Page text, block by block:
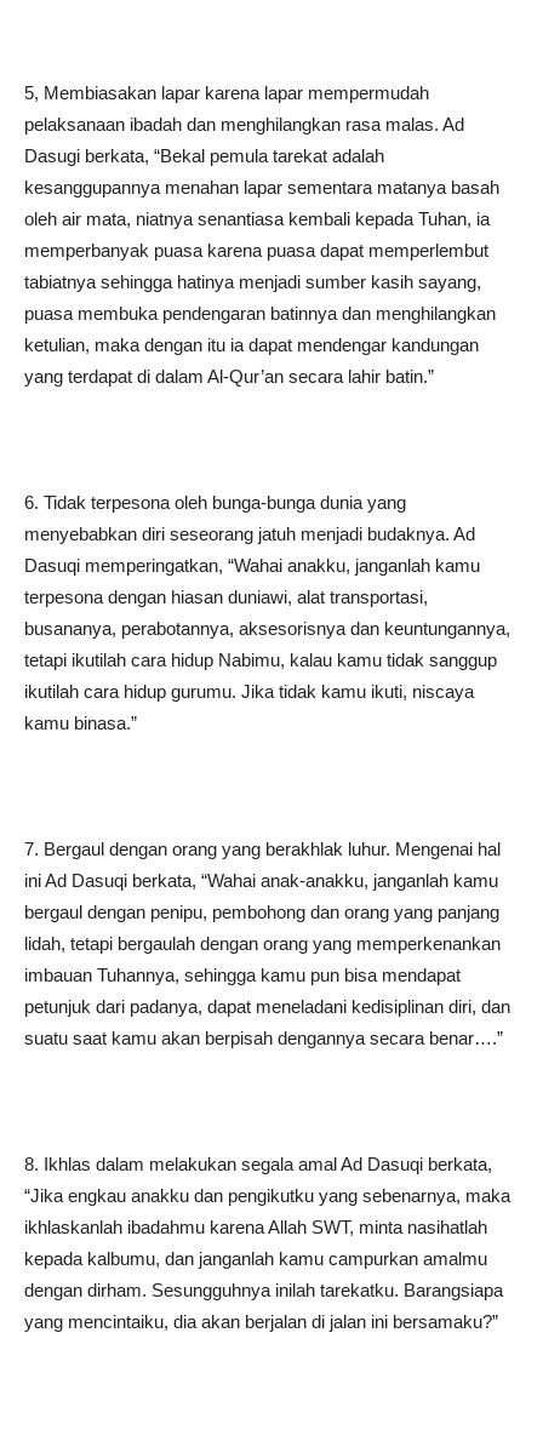
5, Membiasakan lapar karena lapar mempermudah
pelaksanaan ibadah dan menghilangkan rasa malas. Ad
Dasugi berkata, “Bekal pemula tarekat adalah
kesanggupannya menahan lapar sementara matanya basah
oleh air mata, niatnya senantiasa kembali kepada Tuhan, ia
memperbanyak puasa karena puasa dapat memperlembut
tabiatnya sehingga hatinya menjadi sumber kasih sayang,
puasa membuka pendengaran batinnya dan menghilangkan
ketulian, maka dengan itu ia dapat mendengar kandungan
yang terdapat di dalam Al-Qur’an secara lahir batin.”
6. Tidak terpesona oleh bunga-bunga dunia yang
menyebabkan diri seseorang jatuh menjadi budaknya. Ad
Dasuqi memperingatkan, “Wahai anakku, janganlah kamu
terpesona dengan hiasan duniawi, alat transportasi,
busananya, perabotannya, aksesorisnya dan keuntungannya,
tetapi ikutilah cara hidup Nabimu, kalau kamu tidak sanggup
ikutilah cara hidup gurumu. Jika tidak kamu ikuti, niscaya
kamu binasa.”
7. Bergaul dengan orang yang berakhlak luhur. Mengenai hal
ini Ad Dasuqi berkata, “Wahai anak-anakku, janganlah kamu
bergaul dengan penipu, pembohong dan orang yang panjang
lidah, tetapi bergaulah dengan orang yang memperkenankan
imbauan Tuhannya, sehingga kamu pun bisa mendapat
petunjuk dari padanya, dapat meneladani kedisiplinan diri, dan
suatu saat kamu akan berpisah dengannya secara benar….”
8. Ikhlas dalam melakukan segala amal Ad Dasuqi berkata,
“Jika engkau anakku dan pengikutku yang sebenarnya, maka
ikhlaskanlah ibadahmu karena Allah SWT, minta nasihatlah
kepada kalbumu, dan janganlah kamu campurkan amalmu
dengan dirham. Sesungguhnya inilah tarekatku. Barangsiapa
yang mencintaiku, dia akan berjalan di jalan ini bersamaku?”